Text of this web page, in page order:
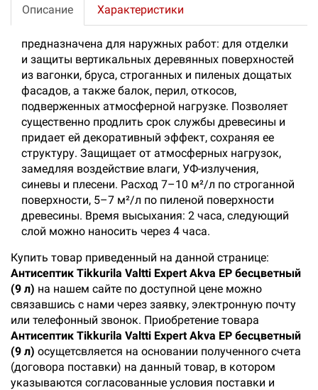
Описание Характеристики
предназначена для наружных работ: для отделки
и защиты вертикальных деревянных поверхностей
из вагонки, бруса, строганных и пиленых дощатых
фасадов, а также балок, перил, откосов,
подверженных атмосферной нагрузке. Позволяет
существенно продлить срок службы древесины и
придает ей декоративный эффект, сохраняя ее
структуру. Защищает от атмосферных нагрузок,
замедляя воздействие влаги, УФ-излучения,
синевы и плесени. Расход 7–10 м²/л по строганной
поверхности, 5–7 м²/л по пиленой поверхности
древесины. Время высыхания: 2 часа, следующий
слой можно наносить через 4 часа.
Купить товар приведенный на данной странице:
Антисептик Tikkurila Valtti Expert Akva EP бесцветный
(9 л) на нашем сайте по доступной цене можно
связавшись с нами через заявку, электронную почту
или телефонный звонок. Приобретение товара
Антисептик Tikkurila Valtti Expert Akva EP бесцветный
(9 л) осущетсвляется на основании полученного счета
(договора поставки) на данный товар, в котором
указываются согласованные условия поставки и